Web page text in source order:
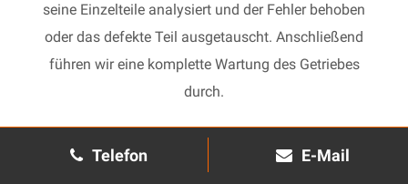
Telefon E-Mail
seine Einzelteile analysiert und der Fehler behoben
oder das defekte Teil ausgetauscht. Anschließend
führen wir eine komplette Wartung des Getriebes
durch.
2. Manuelles Getriebe:
Die Reparatur eines komplexen
Schaltgetriebes ist äußerst aufwendig und benötigt